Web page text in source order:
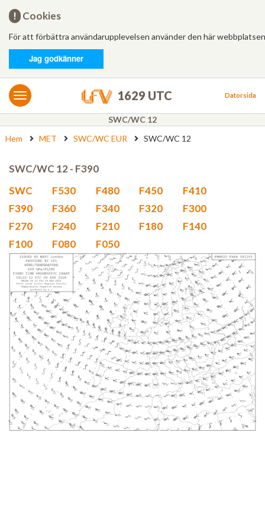
! Cookies
För att förbättra användarupplevelsen använder den här
Jag godkänner
1629 UTC Datorsida
SWC/WC 12
Hem
MET SWC/WC EUR SWC/WC 12
SWC/WC 12 - F390
SWC
F530 F480 F450
F410
F390
F360 F340 F320
F300
F270
F240 F210 F180
F140
F100
F080 F050
Hem
Logga in
MET/AIS
MET
AIS
Bulletiner
FÄRDPLANERING
Ny
Från mall
Besvarade
Obesvarade
Arkiverade
Länkar
HJÄLP
Om AROWeb
Kontakta oss
Användarmanual